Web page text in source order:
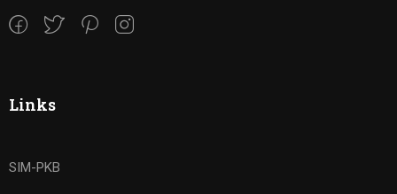
Links
SIM-PKB